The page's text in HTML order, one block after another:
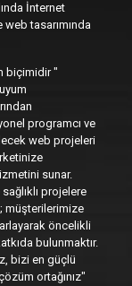
İnternet
web tasarımında
biçimidir "
programcı ve
web projeleri
sunar.
projelere
müşterilerimize
öncelikli
bulunmaktır.
bizi en güçlü
ortağınız"